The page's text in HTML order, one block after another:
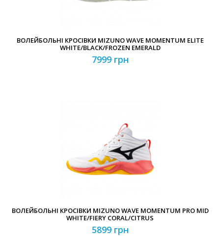
ВОЛЕЙБОЛЬНІ КРОСІВКИ MIZUNO WAVE MOMENTUM ELITE
WHITE/BLACK/FROZEN EMERALD
7999 грн
ВОЛЕЙБОЛЬНІ КРОСІВКИ MIZUNO WAVE MOMENTUM PRO MID
WHITE/FIERY CORAL/CITRUS
5899 грн